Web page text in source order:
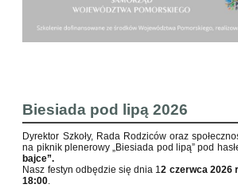
Biesiada pod lipą 2026
Dyrektor Szkoły, Rada Rodziców oraz
na piknik plenerowy „Biesiada pod lipą” pod
bajce”.
Nasz festyn odbędzie się dnia 12 czerwca 2026
18:00.